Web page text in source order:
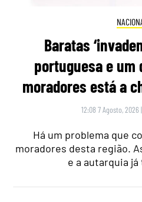
Baratas
portuguesa e um
moradores está a
12:08 7 Agosto, 2026 |
Há um problema que
moradores desta região.
e a autarquia